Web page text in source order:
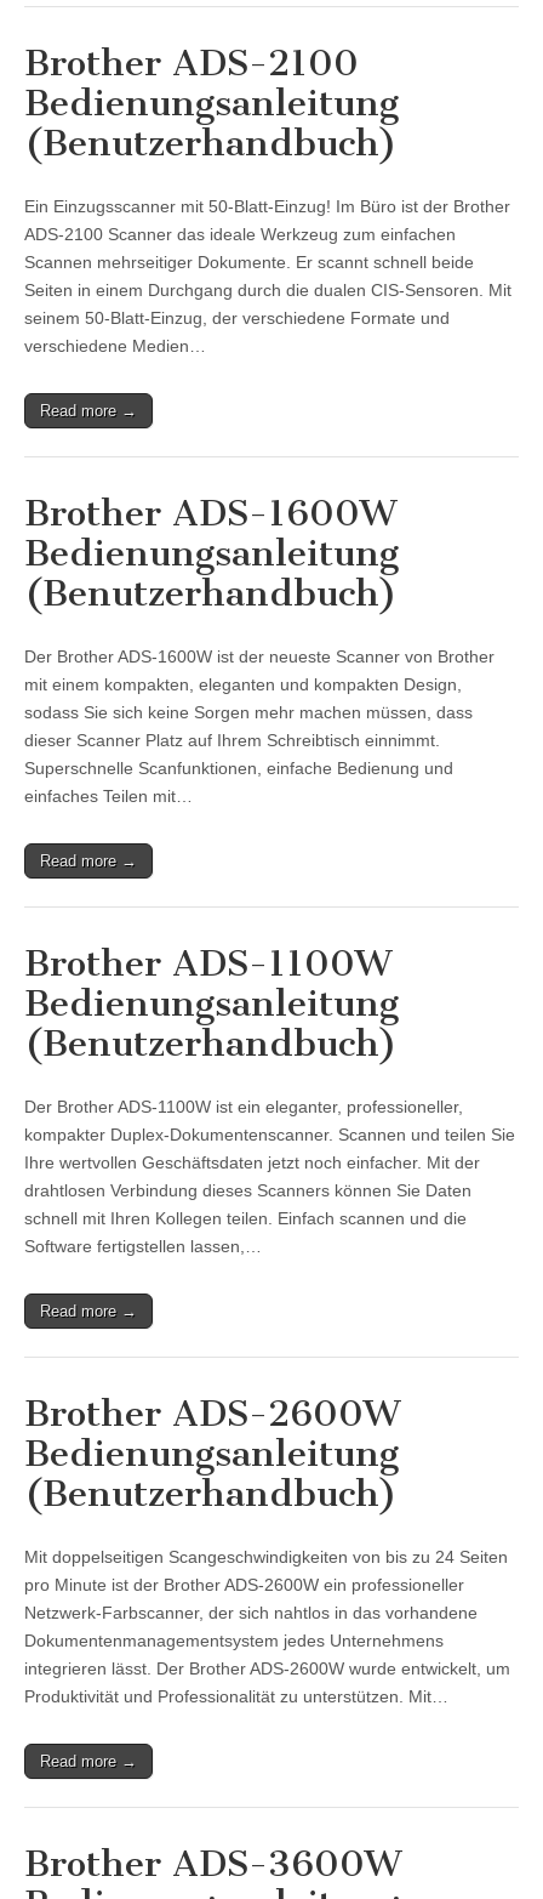
Brother ADS-2100
Bedienungsanleitung
(Benutzerhandbuch)
Ein Einzugsscanner mit 50-Blatt-Einzug! Im Büro ist der Brother
ADS-2100 Scanner das ideale Werkzeug zum einfachen
Scannen mehrseitiger Dokumente. Er scannt schnell beide
Seiten in einem Durchgang durch die dualen CIS-Sensoren. Mit
seinem 50-Blatt-Einzug, der verschiedene Formate und
verschiedene Medien…
Read more →
Brother ADS-1600W
Bedienungsanleitung
(Benutzerhandbuch)
Der Brother ADS-1600W ist der neueste Scanner von Brother
mit einem kompakten, eleganten und kompakten Design,
sodass Sie sich keine Sorgen mehr machen müssen, dass
dieser Scanner Platz auf Ihrem Schreibtisch einnimmt.
Superschnelle Scanfunktionen, einfache Bedienung und
einfaches Teilen mit…
Read more →
Brother ADS-1100W
Bedienungsanleitung
(Benutzerhandbuch)
Der Brother ADS-1100W ist ein eleganter, professioneller,
kompakter Duplex-Dokumentenscanner. Scannen und teilen Sie
Ihre wertvollen Geschäftsdaten jetzt noch einfacher. Mit der
drahtlosen Verbindung dieses Scanners können Sie Daten
schnell mit Ihren Kollegen teilen. Einfach scannen und die
Software fertigstellen lassen,…
Read more →
Brother ADS-2600W
Bedienungsanleitung
(Benutzerhandbuch)
Mit doppelseitigen Scangeschwindigkeiten von bis zu 24 Seiten
pro Minute ist der Brother ADS-2600W ein professioneller
Netzwerk-Farbscanner, der sich nahtlos in das vorhandene
Dokumentenmanagementsystem jedes Unternehmens
integrieren lässt. Der Brother ADS-2600W wurde entwickelt, um
Produktivität und Professionalität zu unterstützen. Mit…
Read more →
Brother ADS-3600W